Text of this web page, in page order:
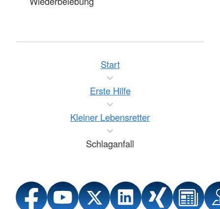
Start
Erste Hilfe
Kleiner Lebensretter
Schlaganfall